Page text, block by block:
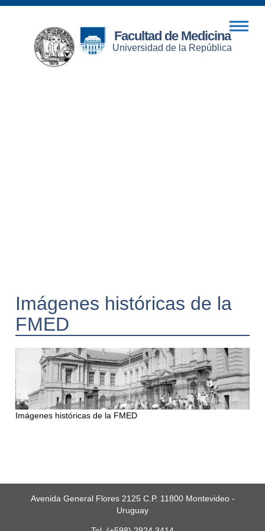
Facultad de Medicina
Universidad de la República
Imágenes históricas de la
FMED
Imágenes históricas de la FMED
Avenida General Flores 2125 C.P. 11800 Montevideo -
Uruguay